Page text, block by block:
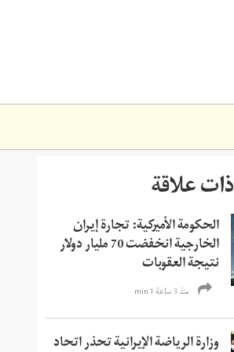
ذات علاقة
الحكومة الأميركية: تجارة إيران
الخارجية انخفضت 70 مليار دولار
نتيجة العقوبات
منذ 3 ساعة 1 min
وزارة الرياضة الإيرانية تحذر اتحاد